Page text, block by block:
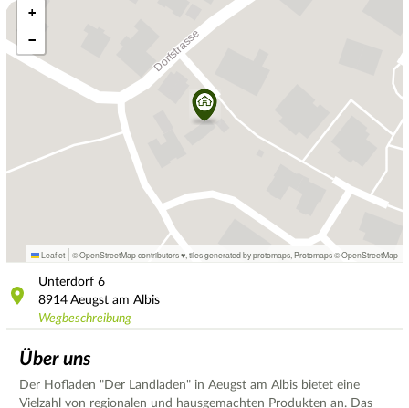
+
−
Leaflet | © OpenStreetMap contributors ♥, tiles generated by protomaps Protomaps©OpenStreetMap
Unterdorf 6
8914 Aeugst am Albis
Wegbeschreibung
Über uns
Der Hofladen "Der Landladen" in Aeugst am Albis bietet eine
Vielzahl von regionalen und hausgemachten Produkten an. Das